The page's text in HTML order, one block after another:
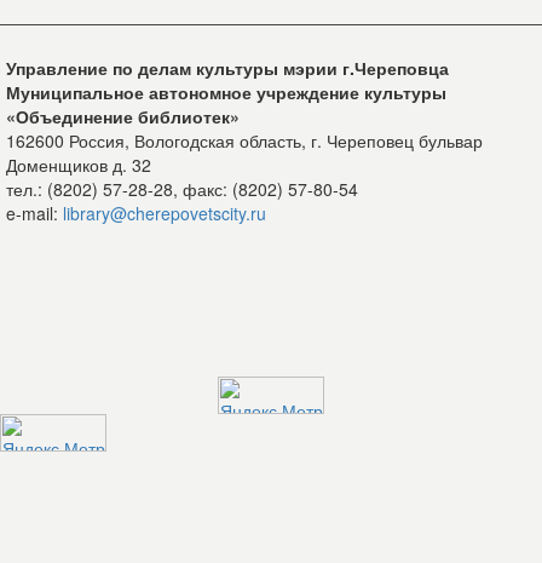
Управление по делам культуры мэрии г.Череповца
Муниципальное автономное учреждение культуры
«Объединение библиотек»
162600 Россия, Вологодская область, г. Череповец бульвар
Доменщиков д. 32
тел.: (8202) 57-28-28, факс: (8202) 57-80-54
e-mail: library@cherepovetscity.ru